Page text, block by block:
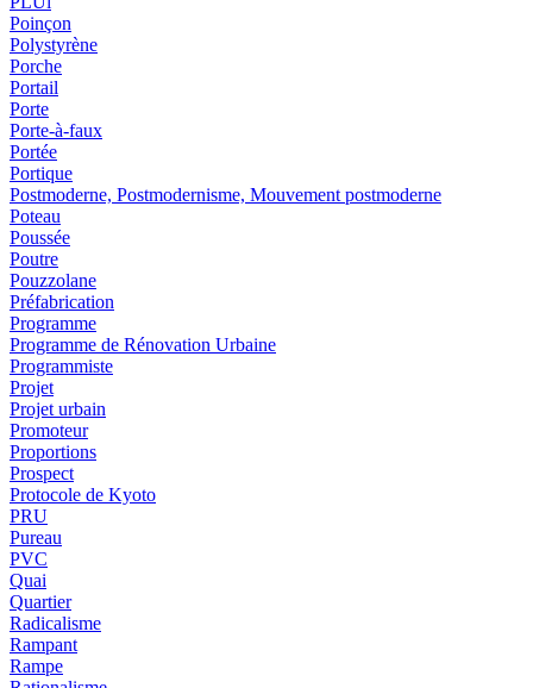
Poinçon
Polystyrène
Porche
Portail
Porte
Porte-à-faux
Portée
Portique
Postmoderne, Postmodernisme, Mouvement postmoderne
Poteau
Poussée
Poutre
Pouzzolane
Préfabrication
Programme
Programme de Rénovation Urbaine
Programmiste
Projet
Projet urbain
Promoteur
Proportions
Prospect
Protocole de Kyoto
PRU
Pureau
PVC
Quai
Quartier
Radicalisme
Rampant
Rampe